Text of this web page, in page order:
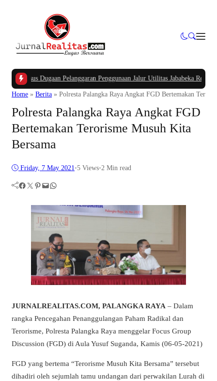
Kasus Dugaan Pelanggaran Penggunaan Jalur Utilitas Jababeka Resmi Naik
Home » Berita » Polresta Palangka Raya Angkat FGD Bertemakan
Polresta Palangka Raya Angkat FGD
Bertemakan Terorisme Musuh Kita
Bersama
Friday, 7 May 2021•5 Views•2 Min read
Facebook Twitter Pinterest Mail WhatsApp
JURNALREALITAS.COM, PALANGKA RAYA – Dalam
rangka Pencegahan Penanggulangan Paham Radikal dan
Terorisme, Polresta Palangka Raya menggelar Focus Group
Discussion (FGD) di Aula Yusuf Suganda, Kamis (06-05-2021)
FGD yang bertema “Terorisme Musuh Kita Bersama” tersebut
dihadiri oleh sejumlah tamu undangan dari perwakilan Lurah di